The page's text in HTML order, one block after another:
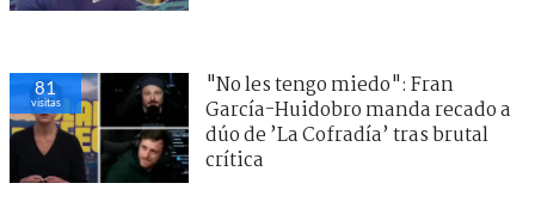
81
visitas
"No les tengo miedo": Fran
García-Huidobro manda recado a
dúo de ’La Cofradía’ tras brutal
crítica